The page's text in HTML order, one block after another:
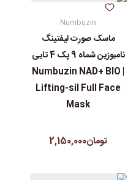
Numbuzin
ماسک صورت لیفتینگ
نامبوزین شماه 9 پک 4 تایی
| Numbuzin NAD+ BIO
Lifting-sil Full Face
Mask
تومان2,150,000